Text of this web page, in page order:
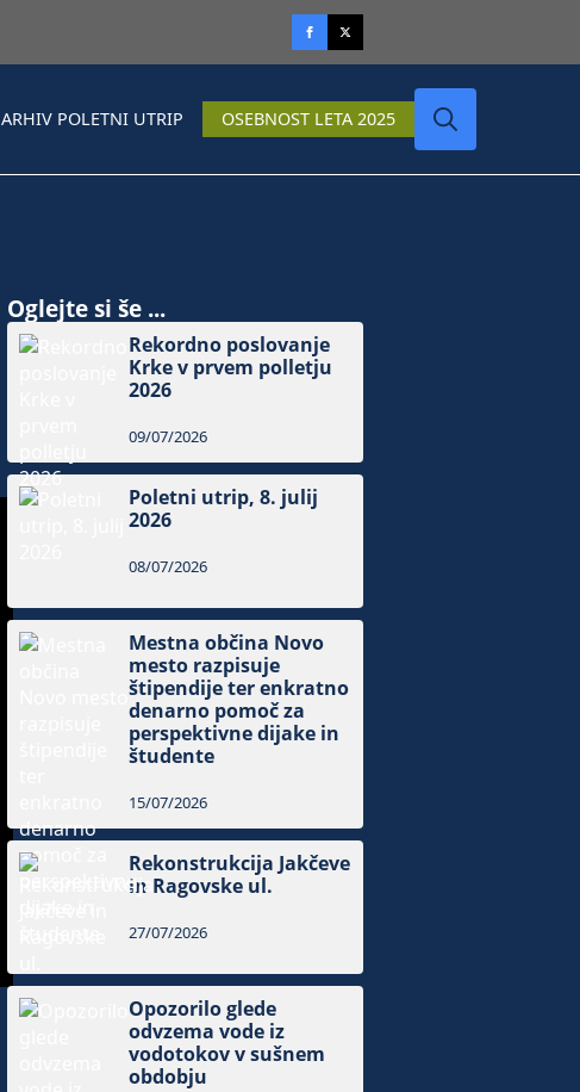
ARHIV POLETNI UTRIP OSEBNOST LETA 2025
Oglejte si še ...
Rekordno poslovanje
Krke v prvem polletju
2026
09/07/2026
Poletni utrip, 8. julij
2026
08/07/2026
Mestna občina Novo
mesto razpisuje
štipendije ter enkratno
denarno pomoč za
perspektivne dijake in
študente
15/07/2026
Rekonstrukcija Jakčeve
in Ragovske ul.
27/07/2026
Opozorilo glede
odvzema vode iz
vodotokov v sušnem
obdobju